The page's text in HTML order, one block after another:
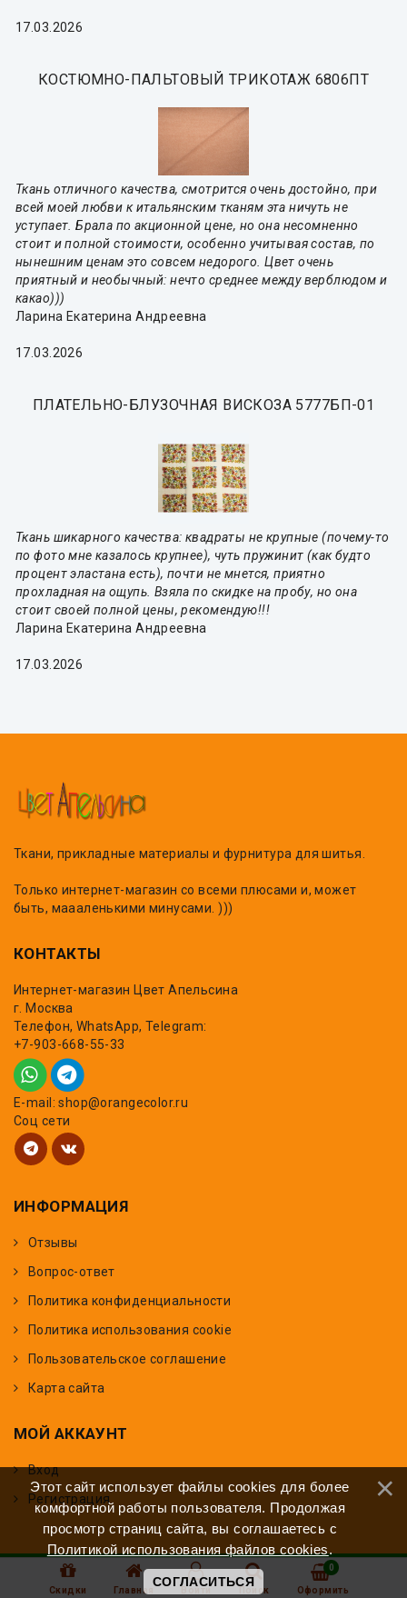
17.03.2026
КОСТЮМНО-ПАЛЬТОВЫЙ ТРИКОТАЖ 6806ПТ
Ткань отличного качества, смотрится очень достойно, при
всей моей любви к итальянским тканям эта ничуть не
уступает. Брала по акционной цене, но она несомненно
стоит и полной стоимости, особенно учитывая состав, по
нынешним ценам это совсем недорого. Цвет очень
приятный и необычный: нечто среднее между верблюдом и
какао)))
Ларина Екатерина Андреевна
17.03.2026
ПЛАТЕЛЬНО-БЛУЗОЧНАЯ ВИСКОЗА 5777БП-01
Ткань шикарного качества: квадраты не крупные (почему-то
по фото мне казалось крупнее), чуть пружинит (как будто
процент эластана есть), почти не мнется, приятно
прохладная на ощупь. Взяла по скидке на пробу, но она
стоит своей полной цены, рекомендую!!!
Ларина Екатерина Андреевна
17.03.2026
Ткани, прикладные материалы и фурнитура для шитья.
Только интернет-магазин со всеми плюсами и, может
быть, маааленькими минусами. )))
КОНТАКТЫ
Интернет-магазин Цвет Апельсина
г. Москва
Телефон, WhatsApp, Telegram:
+7-903-668-55-33
E-mail: shop@orangecolor.ru
Соц сети
ИНФОРМАЦИЯ
Отзывы
Вопрос-ответ
Политика конфиденциальности
Политика использования cookie
Пользовательское соглашение
Карта сайта
МОЙ АККАУНТ
Вход
Регистрация
Цвет Апельсина 2026
Скидки Главная Поиск
0
Оформить
Этот сайт использует файлы cookies для более
комфортной работы пользователя. Продолжая
просмотр страниц сайта, вы соглашаетесь с
Политикой использования файлов cookies.
СОГЛАСИТЬСЯ